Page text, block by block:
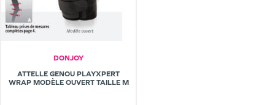
DONJOY
ATTELLE GENOU PLAYXPERT
WRAP MODÈLE OUVERT TAILLE M